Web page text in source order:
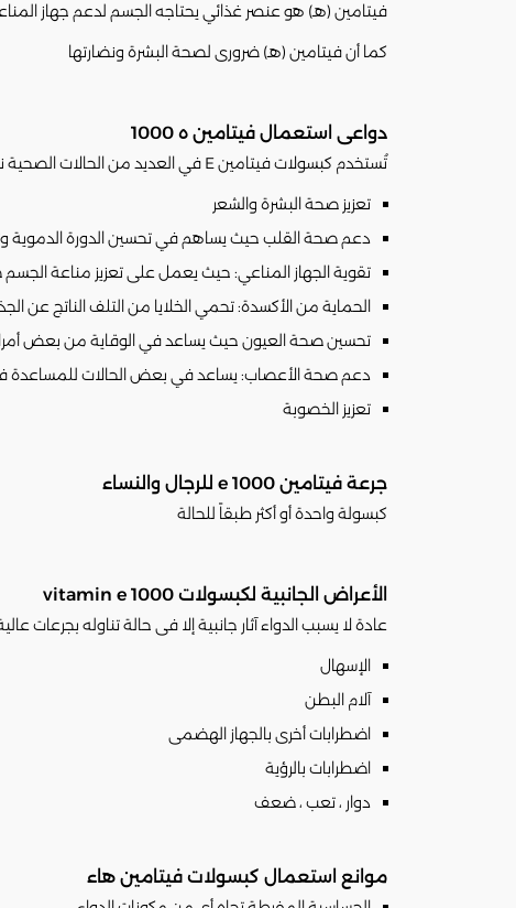
فيتامين (هـ) هو عنصر غذائي يحتاجه الجسم لدعم جهاز
كما أن فيتامين (هـ) ضرورى لصحة البشرة ونضارتها
دواعى استعمال فيتامين ه 1000
تُستخدم كبسولات فيتامين E في العديد من الحالات الصحية نظرًا لفوائدها كمضاد قوي للأكسدة، وتشمل دواعي الاستعمال ما يلي:
تعزيز صحة البشرة والشعر
دعم صحة القلب حيث يساهم في تحسين الدورة الدموية
تقوية الجهاز المناعي: حيث يعمل على تعزيز مناعة
الحماية من الأكسدة: تحمي الخلايا من التلف الناتج عن
تحسين صحة العيون حيث يساعد في الوقاية من بعض
دعم صحة الأعصاب: يساعد في بعض الحالات للمساعدة
تعزيز الخصوبة
جرعة فيتامين e 1000 للرجال والنساء
كبسولة واحدة أو أكثر طبقاً للحالة
الأعراض الجانبية لكبسولات vitamin e 1000
عادة لا يسبب الدواء آثار جانبية إلا فى حالة تناوله بجرعات
الإسهال
آلام البطن
اضطرابات أخرى بالجهاز الهضمى
اضطرابات بالرؤية
دوار ، تعب ، ضعف
موانع استعمال كبسولات فيتامين هاء